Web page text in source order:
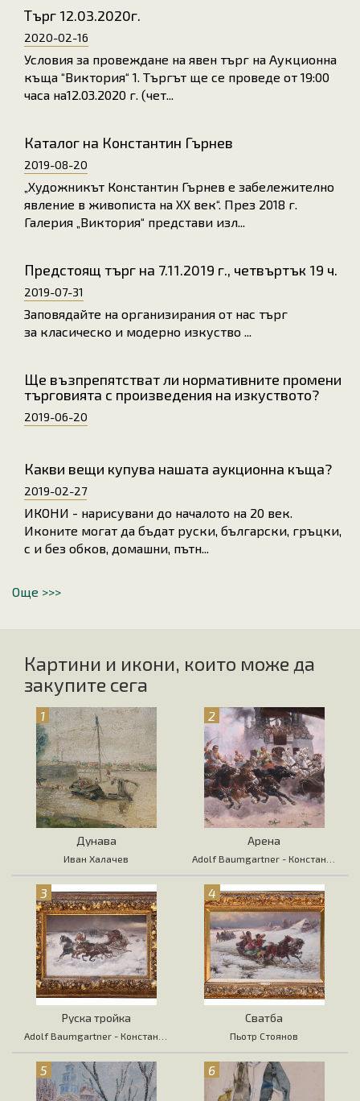
Търг 12.03.2020г.
2020-02-16
Условия за провеждане на явен търг на Аукционна
къща “Виктория“ 1. Търгът ще се проведе от 19:00
часа на12.03.2020 г. (чет...
Каталог на Константин Гърнев
2019-08-20
„Художникът Константин Гърнев е забележително
явление в живописта на ХХ век“. През 2018 г.
Галерия „Виктория“ представи изл...
Предстоящ търг на 7.11.2019 г., четвъртък 19 ч.
2019-07-31
Заповядайте на организирания от нас търг
за класическо и модерно изкуство ...
Ще възпрепятстват ли нормативните промени
търговията с произведения на изкуството?
2019-06-20
Какви вещи купува нашата аукционна къща?
2019-02-27
ИКОНИ - нарисувани до началото на 20 век.
Иконите могат да бъдат руски, български, гръцки,
с и без обков, домашни, пътн...
Още >>>
Картини и икони, които може да
закупите сега
1
Дунава
Иван Халачев
2
Арена
3
Руска тройка
4
Сватба
Пьотр Стоянов
5 6